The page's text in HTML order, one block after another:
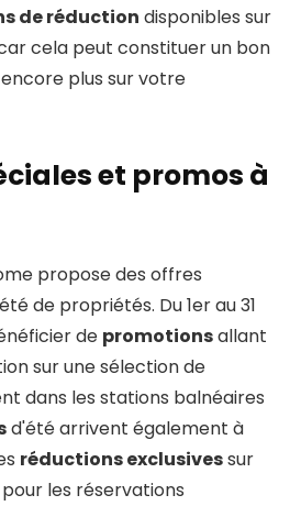
de réduction disponibles sur
cela peut constituer un bon
plus sur votre
et promos à
propose des offres
de propriétés. Du 1er au 31
de promotionsallant
sur une sélection de
dans les stations balnéaires
d'été arrivent également à
réductions exclusivessur
les réservations